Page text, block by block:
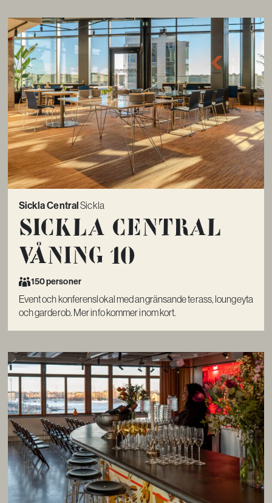
Sickla CentralSickla
Sickla Central
Våning 10
150 personer
Event och konferenslokal med angränsande terass, loungeyta
och garderob. Mer info kommer inom kort.